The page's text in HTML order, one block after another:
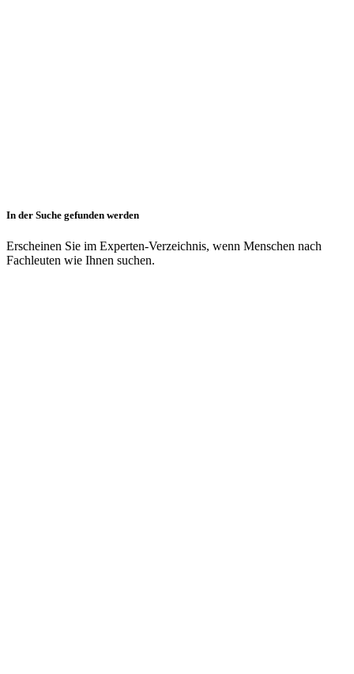
In der Suche gefunden werden
Erscheinen Sie im Experten-Verzeichnis, wenn Menschen nach
Fachleuten wie Ihnen suchen.